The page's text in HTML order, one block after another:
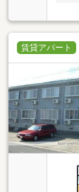
賃貸アパート